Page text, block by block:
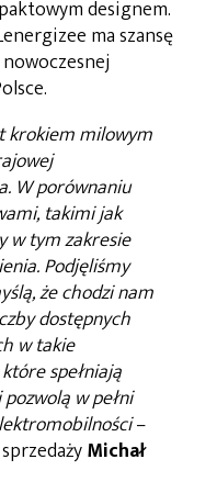
designem.
ma szansę
krokiem milowym
W porównaniu
takimi jak
w tym zakresie
Podjęliśmy
że chodzi nam
dostępnych
w takie
spełniają
w pełni
–
Michał